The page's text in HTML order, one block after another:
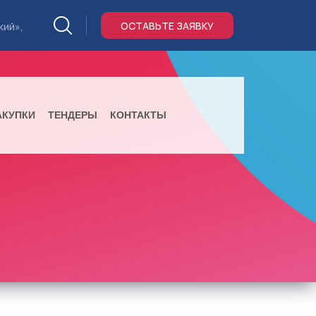
ОСТАВЬТЕ ЗАЯВКУ
ТЕНДЕРЫ КОНТАКТЫ